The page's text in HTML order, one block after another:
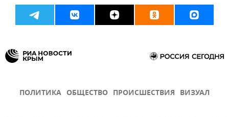
ПОЛИТИКА ОБЩЕСТВО ПРОИСШЕСТВИЯ ВИЗУАЛ